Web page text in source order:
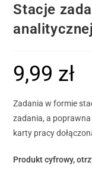
Stacje
analitycznej
9,99 zł
Zadania w formie
zadania, a
karty pracy
Produkt cyfrowy,